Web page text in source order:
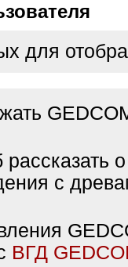
для
с
ВГД